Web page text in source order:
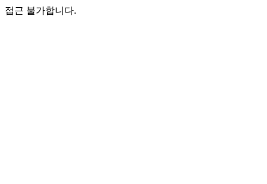
접근 불가합니다.